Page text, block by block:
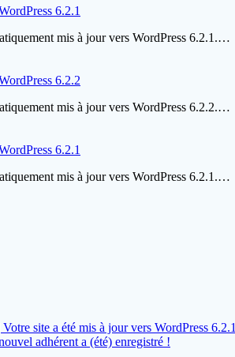
6.2.1
mis à jour vers WordPress 6.2.1.…
6.2.2
mis à jour vers WordPress 6.2.2.…
6.2.1
mis à jour vers WordPress 6.2.1.…
site a été mis à jour vers WordPress 6.2.1
adhérent a (été) enregistré !